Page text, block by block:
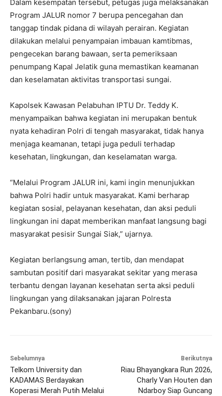
Dalam kesempatan tersebut, petugas juga melaksanakan
Program JALUR nomor 7 berupa pencegahan dan
tanggap tindak pidana di wilayah perairan. Kegiatan
dilakukan melalui penyampaian imbauan kamtibmas,
pengecekan barang bawaan, serta pemeriksaan
penumpang Kapal Jelatik guna memastikan keamanan
dan keselamatan aktivitas transportasi sungai.
Kapolsek Kawasan Pelabuhan IPTU Dr. Teddy K.
menyampaikan bahwa kegiatan ini merupakan bentuk
nyata kehadiran Polri di tengah masyarakat, tidak hanya
menjaga keamanan, tetapi juga peduli terhadap
kesehatan, lingkungan, dan keselamatan warga.
“Melalui Program JALUR ini, kami ingin menunjukkan
bahwa Polri hadir untuk masyarakat. Kami berharap
kegiatan sosial, pelayanan kesehatan, dan aksi peduli
lingkungan ini dapat memberikan manfaat langsung bagi
masyarakat pesisir Sungai Siak,” ujarnya.
Kegiatan berlangsung aman, tertib, dan mendapat
sambutan positif dari masyarakat sekitar yang merasa
terbantu dengan layanan kesehatan serta aksi peduli
lingkungan yang dilaksanakan jajaran Polresta
Pekanbaru.(sony)
Sebelumnya
Telkom University dan
KADAMAS Berdayakan
Koperasi Merah Putih Melalui
Berikutnya
Riau Bhayangkara Run 2026,
Charly Van Houten dan
Ndarboy Siap Guncang